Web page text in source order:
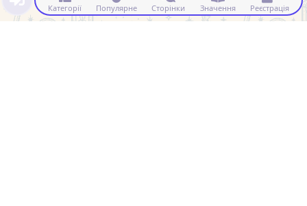
Категорії Популярне Сторінки Значення Реєстрація